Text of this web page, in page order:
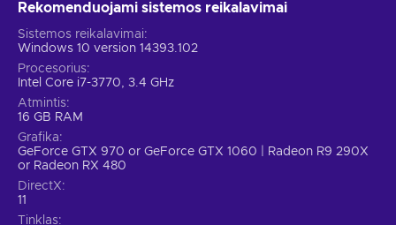
Rekomenduojami sistemos reikalavimai
Sistemos reikalavimai
Windows 10 version 14393.102
Procesorius
Intel Core i7-3770, 3.4 GHz
Atmintis
16 GB RAM
Grafika
GeForce GTX 970 or GeForce GTX 1060 | Radeon R9 290X
or Radeon RX 480
DirectX
11
Tinklas